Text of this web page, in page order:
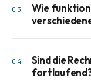
03
Wie
04
Sind die